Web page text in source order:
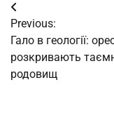
Post
navigation
Previous:
Гало в геології:
розкривають
родовищ